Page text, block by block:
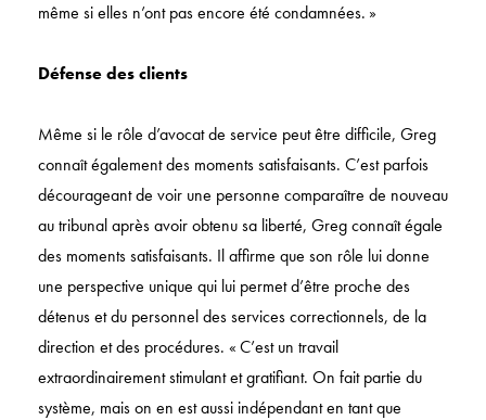
même si elles n’ont pas encore été condamnées. »
Défense des clients
Même si le rôle d’avocat de service peut être difficile, Greg
connaît également des moments satisfaisants. C’est parfois
décourageant de voir une personne comparaître de nouveau
au tribunal après avoir obtenu sa liberté, Greg connaît égale
des moments satisfaisants. Il affirme que son rôle lui donne
une perspective unique qui lui permet d’être proche des
détenus et du personnel des services correctionnels, de la
direction et des procédures. « C’est un travail
extraordinairement stimulant et gratifiant. On fait partie du
système, mais on en est aussi indépendant en tant que